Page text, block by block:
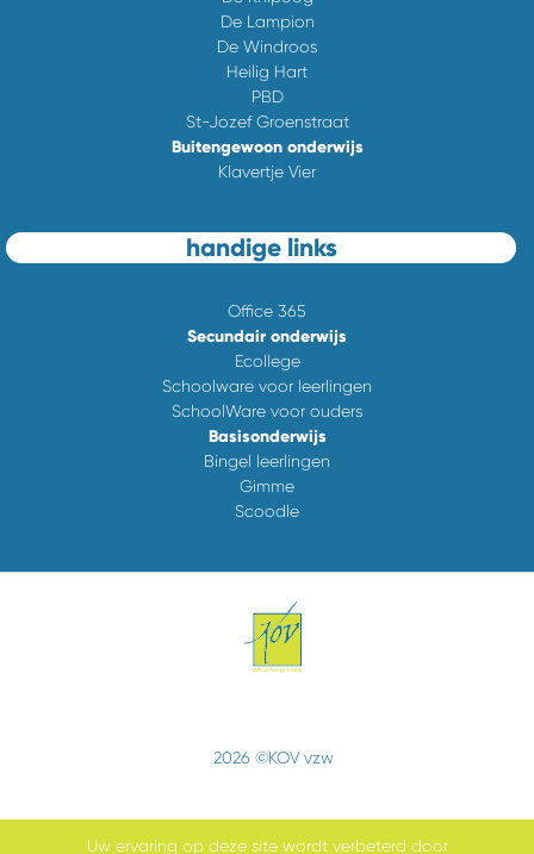
De Lampion
De Windroos
Heilig Hart
PBD
St-Jozef Groenstraat
Buitengewoon onderwijs
Klavertje Vier
handige links
Office 365
Secundair onderwijs
Ecollege
Schoolware voor leerlingen
SchoolWare voor ouders
Basisonderwijs
Bingel leerlingen
Gimme
Scoodle
2026 ©KOV vzw
Uw ervaring op deze site wordt verbeterd door